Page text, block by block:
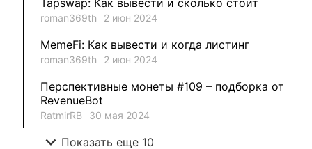
Kate_AAX 1
Tapswap: Как вывести и сколько стоит
roman369th 2 июн 2024
MemeFi: Как вывести и когда листинг
roman369th 2 июн 2024
Перспективные монеты #109 – подборка от
RevenueBot
RatmirRB 30 мая 2024
expand_more Показать еще 10